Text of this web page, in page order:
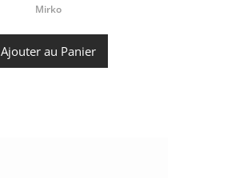
Mirko
Ajouter au Panier